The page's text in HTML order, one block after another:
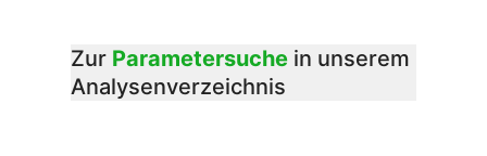
Zur Parametersuche in unserem
Analysenverzeichnis